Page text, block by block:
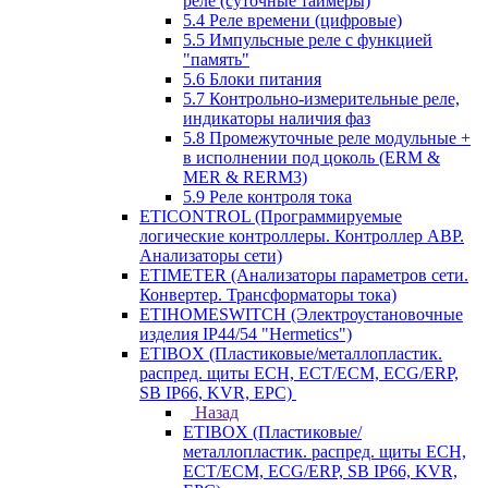
5.4 Реле времени (цифровые)
5.5 Импульсные реле с функцией
"память"
5.6 Блоки питания
5.7 Контрольно-измерительные реле,
индикаторы наличия фаз
5.8 Промежуточные реле модульные +
в исполнении под цоколь (ERM &
MER & RERM3)
5.9 Реле контроля тока
ETICONTROL (Программируемые
логические контроллеры. Контроллер АВР.
Анализаторы сети)
ETIMETER (Анализаторы параметров сети.
Конвертер. Трансформаторы тока)
ETIHOMESWITCH (Электроустановочные
изделия IP44/54 "Hermetics")
ETIBOX (Пластиковые/металлопластик.
распред. щиты ECH, ECT/ECM, ECG/ERP,
SB IP66, KVR, EPC)
Назад
ETIBOX (Пластиковые/
металлопластик. распред. щиты ECH,
ECT/ECM, ECG/ERP, SB IP66, KVR,